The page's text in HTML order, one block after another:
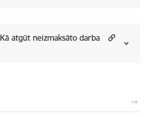
Kā atgūt neizmaksāto darba